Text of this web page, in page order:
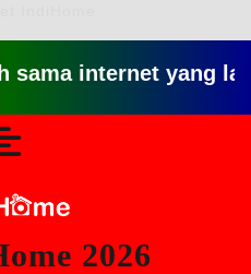
internet yang
2026